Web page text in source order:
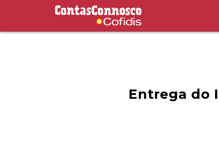
Contas Connosco by Cofidis
Entrega do